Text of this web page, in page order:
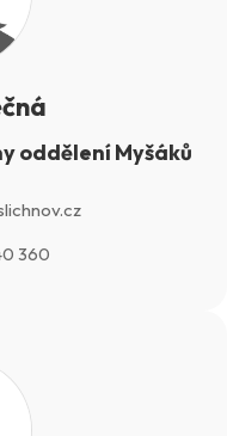
oddělení Myšáků
360